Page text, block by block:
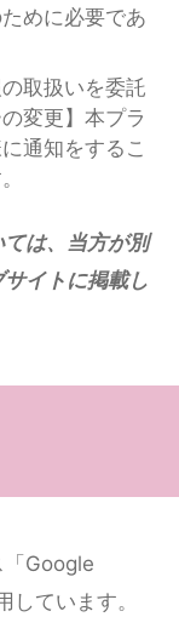
めに必要であ
取扱いを委託
変更】本プラ
通知をするこ
は、当方が別
イトに掲載し
「Google
ています。